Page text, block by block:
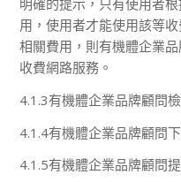
明確的提示，只有使用者
用，使用者才能使用該等
相關費用，則有機體企業
收費網路服務。
4.1.3有機體企業品牌顧問
4.1.4有機體企業品牌顧問
4.1.5有機體企業品牌顧問